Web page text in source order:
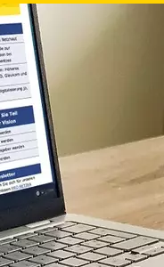
an
bzw. herunterladen